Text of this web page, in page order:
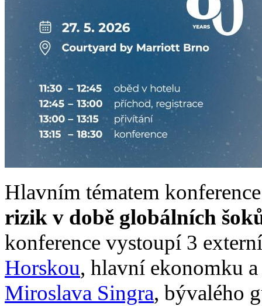
Hlavním tématem
rizik v době globálních
konference vystoupí 3
Horskou, hlavní ekonomku
Miroslava Singra, bývalého